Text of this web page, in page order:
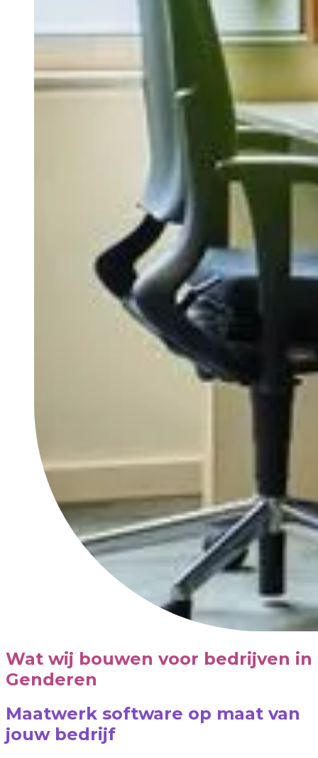
Wat wij bouwen voor bedrijven in
Genderen
Maatwerk software op maat van
jouw bedrijf